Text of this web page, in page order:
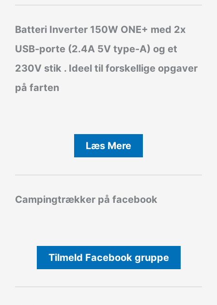
Batteri Inverter150W ONE+ med 2x
USB-porte (2.4A 5V type-A) og et
230V stik . Ideel til forskellige opgaver
på farten
Læs Mere
Campingtrækker på facebook
Tilmeld Facebook gruppe